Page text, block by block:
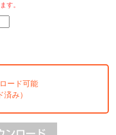
す。
ード可能
済み）